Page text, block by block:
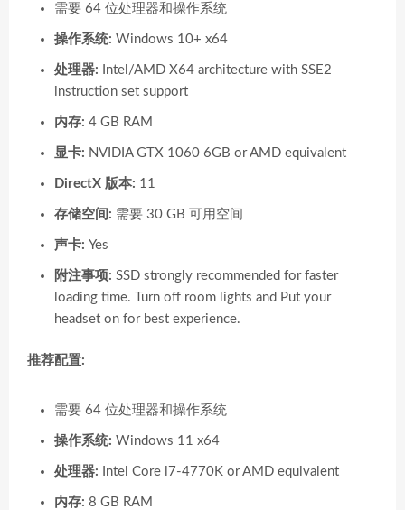
需要 64 位处理器和操作系统
操作系统: Windows 10+ x64
处理器: Intel/AMD X64 architecture with SSE2
instruction set support
内存: 4 GB RAM
显卡: NVIDIA GTX 1060 6GB or AMD equivalent
DirectX 版本: 11
存储空间: 需要 30 GB 可用空间
声卡: Yes
附注事项: SSD strongly recommended for faster
loading time. Turn off room lights and Put your
headset on for best experience.
推荐配置:
需要 64 位处理器和操作系统
操作系统: Windows 11 x64
处理器: Intel Core i7-4770K or AMD equivalent
内存: 8 GB RAM